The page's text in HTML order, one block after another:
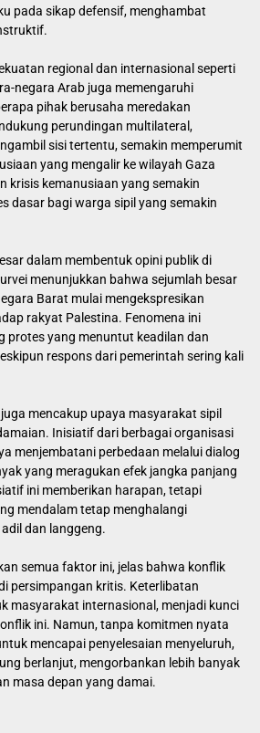
pada sikap defensif, menghambat
regional dan internasional seperti
negara Arab juga memengaruhi
pihak berusaha meredakan
perundingan multilateral,
sisi tertentu, semakin memperumit
yang mengalir ke wilayah Gaza
krisis kemanusiaan yang semakin
dasar bagi warga sipil yang semakin
dalam membentuk opini publik di
menunjukkan bahwa sejumlah besar
Barat mulai mengekspresikan
rakyat Palestina. Fenomena ini
protes yang menuntut keadilan dan
respons dari pemerintah sering kali
mencakup upaya masyarakat sipil
Inisiatif dari berbagai organisasi
menjembatani perbedaan melalui dialog
yang meragukan efek jangka panjang
ini memberikan harapan, tetapi
mendalam tetap menghalangi
dan langgeng.
semua faktor ini, jelas bahwa konflik
persimpangan kritis. Keterlibatan
masyarakat internasional, menjadi kunci
ini. Namun, tanpa komitmen nyata
mencapai penyelesaian menyeluruh,
berlanjut, mengorbankan lebih banyak
masa depan yang damai.